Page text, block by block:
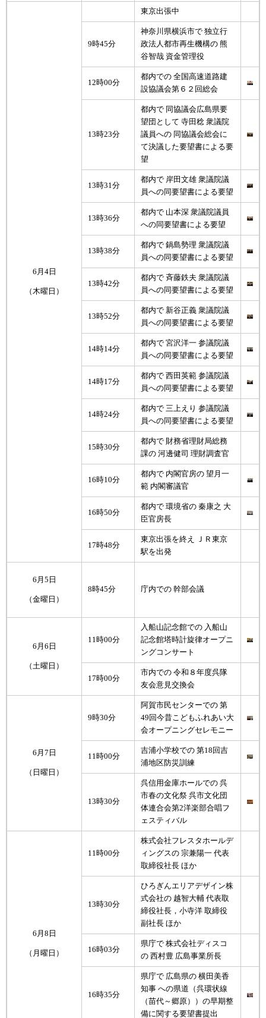
6月4日
（木曜日）
東京出張中
9時45分
神奈川県横浜市で 独立行
政法人都市再生機構の 熊
谷智哉 資金管理役
12時00分
都内での 全国高速道路建
設協議会第６２回総会
13時23分
都内で 同協議会広島県要
望団として 寺田稔 衆議院
議員への 同協議会総会に
て決議した要望書による要
望
13時31分
都内で 岸田文雄 衆議院議
員への同要望書による要望
13時36分
都内で 山本深 衆議院議員
への同要望書による要望
13時38分
都内で 鍋島勢理 衆議院議
員への同要望書による要望
13時42分
都内で 斉藤鉄夫 衆議院議
員への同要望書による要望
13時52分
都内で 新谷正義 衆議院議
員への同要望書による要望
14時14分
都内で 宮沢洋一 参議院議
員への同要望書による要望
14時17分
都内で 西田英範 参議院議
員への同要望書による要望
14時24分
都内で 三上えり 参議院議
員への同要望書による要望
15時30分
都内で 財務省理財局総務
課の 河邊健司 理財調査官
16時10分
都内で 内閣官房の 望月一
範 内閣審議官
16時50分
都内で 環境省の 秦康之 大
臣官房長
17時48分
東京出張を終え ＪＲ東京
駅を出発
6月5日
（金曜日）
8時45分 庁内での 幹部会議
6月6日
（土曜日）
11時00分
入船山記念館での 入船山
記念館塔時計旋律オープニ
ングコンサート
17時00分
市内での 令和８年度呉隊
友会意見交換会
6月7日
（日曜日）
9時30分
阿賀市民センターでの 第
49回今昔こどもふれあい大
会オープニングセレモニー
11時00分
吉浦小学校での 第18回吉
浦地区防災訓練
13時30分
呉信用金庫ホールでの 呉
市春の文化祭 呉市文化団
体連合会第2洋楽部合唱フ
ェスティバル
6月8日
（月曜日）
11時00分
株式会社フレスタホールデ
ィングスの 宗兼陽一 代表
取締役社長 ほか
13時30分
ひろぎんエリアデザイン株
式会社の 越智大輔 代表取
締役社長，小寺洋 取締役
副社長 ほか
16時03分
県庁で 株式会社ディスコ
の 西村豊 広島事業所長
16時35分
県庁で 広島県の 横田美香
知事 への県道（呉環状線
（苗代～郷原））の早期整
備に関する要望書提出